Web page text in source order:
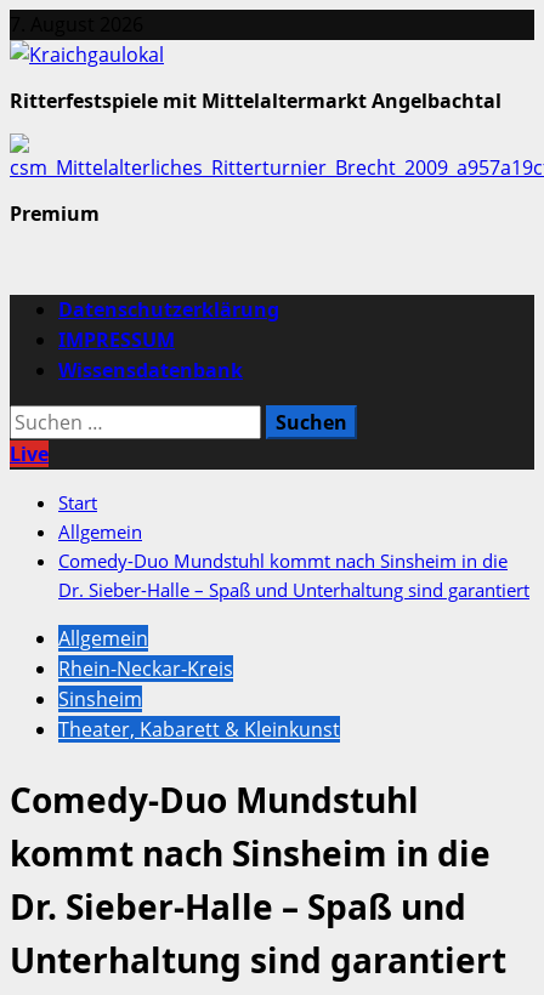
Inhalt
Ritterfestspiele mit Mittelaltermarkt Angelbachtal
Premium
Primäres
Menü
Datenschutzerklärung
IMPRESSUM
Wissensdatenbank
Suchen
nach:
Live
Start
Allgemein
Comedy-Duo Mundstuhl kommt nach Sinsheim in die
Dr. Sieber-Halle – Spaß und Unterhaltung sind garantiert
Allgemein
Rhein-Neckar-Kreis
Sinsheim
Theater, Kabarett & Kleinkunst
Comedy-Duo Mundstuhl
kommt nach Sinsheim in die
Dr. Sieber-Halle – Spaß und
Unterhaltung sind garantiert